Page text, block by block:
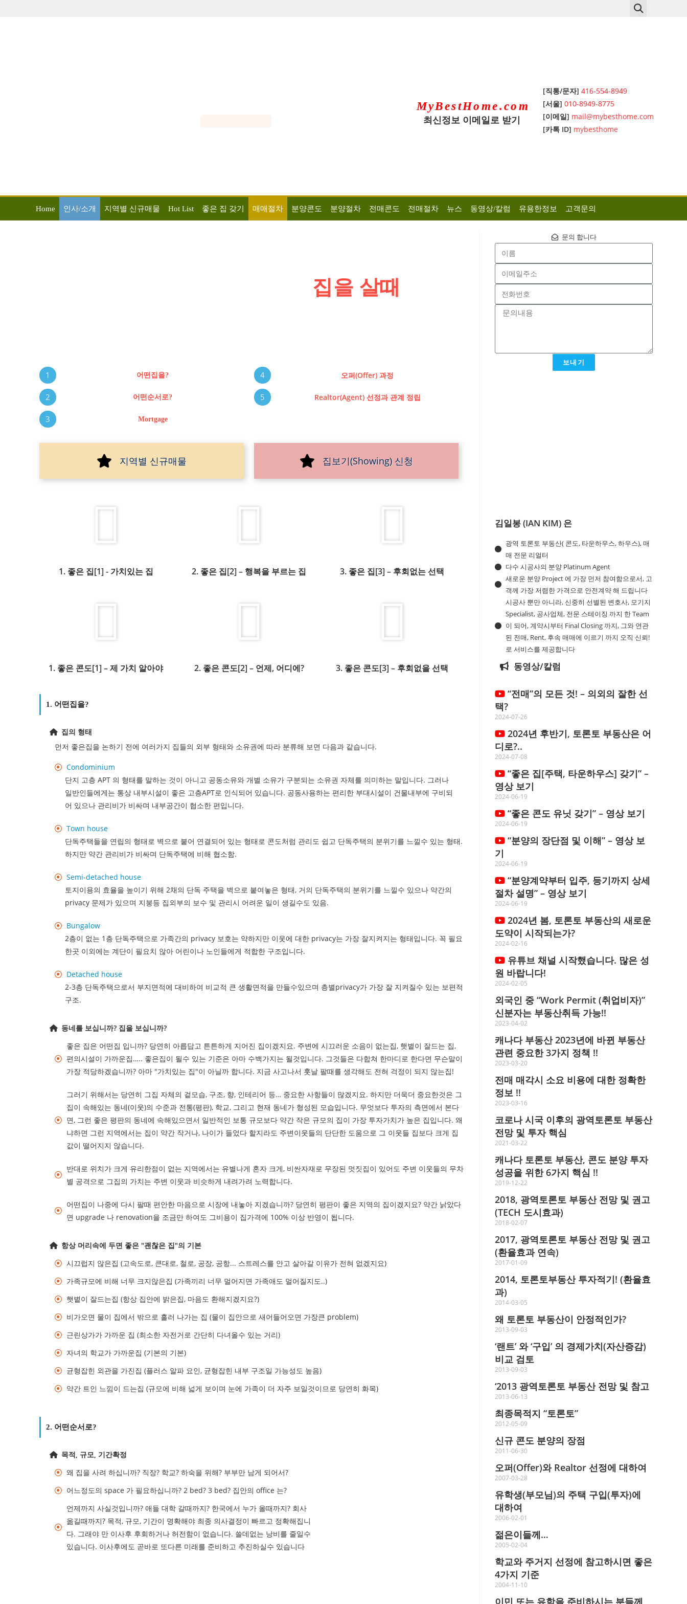
MyBestHome.com
최신정보 이메일로 받기
[직통/문자] 416-554-8949
[서울] 010-8949-8775
[이메일] mail@mybesthome.com
[카톡 ID] mybesthome
Home 인사/소개 지역별 신규매물 Hot List 좋은 집 갖기 매매절차 분양콘도 분양절차 전매콘도 전매절차 뉴스 동영상/칼럼 유용한정보 고객문의
집을 살때
1 어떤집을?
2 어떤순서로?
3 Mortgage
4 오퍼(Offer) 과정
5 Realtor(Agent) 선정과 관계 정립
지역별 신규매물 집보기(Showing) 신청
1. 좋은 집[1] - 가치있는 집 2. 좋은 집[2] – 행복을 부르는 집 3. 좋은 집[3] – 후회없는 선택
1. 좋은 콘도[1] – 제 가치 알아야 2. 좋은 콘도[2] – 언제, 어디에? 3. 좋은 콘도[3] – 후회없을 선택
1. 어떤집을?
집의 형태
먼저 좋은집을 논하기 전에 여러가지 집들의 외부 형태와 소유권에 따라 분류해 보면 다음과 같습니다.
Condominium
단지 고층 APT 의 형태를 말하는 것이 아니고 공동소유와 개별 소유가 구분되는 소유권 자체를 의미하는 말입니다. 그러나
일반인들에게는 통상 내부시설이 좋은 고층APT로 인식되어 있습니다. 공동사용하는 편리한 부대시설이 건물내부에 구비되
어 있으나 관리비가 비싸며 내부공간이 협소한 편입니다.
Town house
단독주택들을 연립의 형태로 벽으로 붙어 연결되어 있는 형태로 콘도처럼 관리도 쉽고 단독주택의 분위기를 느낄수 있는 형태.
하지만 약간 관리비가 비싸며 단독주택에 비해 협소함.
Semi-detached house
토지이용의 효율을 높이기 위해 2채의 단독 주택을 벽으로 붙여놓은 형태, 거의 단독주택의 분위기를 느낄수 있으나 약간의
privacy 문제가 있으며 지붕등 집외부의 보수 및 관리시 어려운 일이 생길수도 있음.
Bungalow
2층이 없는 1층 단독주택으로 가족간의 privacy 보호는 약하지만 이웃에 대한 privacy는 가장 잘지켜지는 형태입니다. 꼭 필요
한곳 이외에는 계단이 필요치 않아 어린이나 노인들에게 적합한 구조입니다.
Detached house
2-3층 단독주택으로서 부지면적에 대비하여 비교적 큰 생활면적을 만들수있으며 층별privacy가 가장 잘 지켜질수 있는 보편적
구조.
동네를 보십니까? 집을 보십니까?
좋은 집은 어떤집 입니까? 당연히 아릅답고 튼튼하게 지어진 집이겠지요. 주변에 시끄러운 소음이 없는집, 햇볕이 잘드는 집,
편의시설이 가까운집….. 좋은집이 될수 있는 기준은 아마 수백가지는 될것입니다. 그것들은 다합쳐 한마디로 한다면 무슨말이
가장 적당하겠습니까? 아마 "가치있는 집"이 아닐까 합니다. 지금 사고나서 훗날 팔때를 생각해도 전혀 걱정이 되지 않는집!
그러기 위해서는 당연히 그집 자체의 겉모습, 구조, 향, 인테리어 등… 중요한 사항들이 많겠지요. 하지만 더욱더 중요한것은 그
집이 속해있는 동네(이웃)의 수준과 전통(평판), 학교, 그리고 현재 동네가 형성된 모습입니다. 무엇보다 투자의 측면에서 본다
면, 그런 좋은 평판의 동네에 속해있으면서 일반적인 보통 규모보다 약간 작은 규모의 집이 가장 투자가치가 높은 집입니다. 왜
냐하면 그런 지역에서는 집이 약간 작거나, 나이가 들었다 할지라도 주변이웃들의 단단한 도움으로 그 이웃들 집보다 크게 집
값이 떨어지지 않습니다.
반대로 위치가 크게 유리한점이 없는 지역에서는 유별나게 혼자 크게, 비싼자재로 무장된 멋짓집이 있어도 주변 이웃들의 무차
별 공격으로 그집의 가치는 주변 이웃과 비슷하게 내려가려 노력합니다.
어떤집이 나중에 다시 팔때 편안한 마음으로 시장에 내놓아 지겠습니까? 당연히 평판이 좋은 지역의 집이겠지요? 약간 낡았다
면 upgrade 나 renovation을 조금만 하여도 그비용이 집가격에 100% 이상 반영이 됩니다.
항상 머리속에 두면 좋은 "괜찮은 집"의 기본
시끄럽지 않은집 (고속도로, 큰대로, 철로, 공장, 공항... 스트레스를 안고 살아갈 이유가 전혀 없겠지요)
가족규모에 비해 너무 크지않은집 (가족끼리 너무 멀어지면 가족애도 멀어질지도..)
햇볕이 잘드는집 (항상 집안에 밝은집, 마음도 환해지겠지요?)
비가오면 물이 집에서 밖으로 흘러 나가는 집 (물이 집안으로 새어들어오면 가장큰 problem)
근린상가가 가까운 집 (최소한 자전거로 간단히 다녀올수 있는 거리)
자녀의 학교가 가까운집 (기본의 기본)
균형잡힌 외관을 가진집 (플러스 알파 요인, 균형잡힌 내부 구조일 가능성도 높음)
약간 트인 느낌이 드는집 (규모에 비해 넓게 보이며 눈에 가족이 더 자주 보일것이므로 당연히 화목)
2. 어떤순서로?
목적, 규모, 기간확정
왜 집을 사려 하십니까? 직장? 학교? 하숙을 위해? 부부만 남게 되어서?
어느정도의 space 가 필요하십니까? 2 bed? 3 bed? 집안의 office 는?
언제까지 사실것입니까? 애들 대학 갈때까지? 한국에서 누가 올때까지? 회사
옮길때까지? 목적, 규모, 기간이 명확해야 최종 의사결정이 빠르고 정확해집니
다. 그래야 만 이사후 후회하거나 허전함이 없습니다. 쓸데없는 낭비를 줄일수
있습니다. 이사후에도 곧바로 또다른 미래를 준비하고 추진하실수 있습니다
문의 합니다
보내기
김일봉 (IAN KIM) 은
광역 토론토 부동산( 콘도, 타운하우스, 하우스), 매
매 전문 리얼터
다수 시공사의 분양 Platinum Agent
새로운 분양 Project 에 가장 먼저 참여함으로서, 고
객께 가장 저렴한 가격으로 안전계약 해 드립니다
시공사 뿐만 아니라, 신중히 선별된 변호사, 모기지
Specialist, 공사업체, 전문 스테이징 까지 한 Team
이 되어, 계약시부터 Final Closing 까지, 그와 연관
된 전매, Rent, 후속 매매에 이르기 까지 오직 신뢰!
로 서비스를 제공합니다
동영상/칼럼
“전매”의 모든 것! – 의외의 잘한 선
택?
2024-07-26
2024년 후반기, 토론토 부동산은 어
디로?..
2024-07-08
“좋은 집[주택, 타운하우스] 갖기” –
영상 보기
2024-06-19
“좋은 콘도 유닛 갖기” – 영상 보기
2024-06-19
“분양의 장단점 및 이해” – 영상 보
기
2024-06-19
“분양계약부터 입주, 등기까지 상세
절차 설명” – 영상 보기
2024-06-19
2024년 봄, 토론토 부동산의 새로운
도약이 시작되는가?
2024-02-16
유튜브 채널 시작했습니다. 많은 성
원 바랍니다!
2024-02-05
외국인 중 “Work Permit (취업비자)”
신분자는 부동산취득 가능!!
2023-04-02
캐나다 부동산 2023년에 바뀐 부동산
관련 중요한 3가지 정책 !!
2023-03-20
전매 매각시 소요 비용에 대한 정확한
정보 !!
2023-03-16
코로나 시국 이후의 광역토론토 부동산
전망 및 투자 핵심
2021-03-22
캐나다 토론토 부동산, 콘도 분양 투자
성공을 위한 6가지 핵심 !!
2019-12-22
2018, 광역토론토 부동산 전망 및 권고
(TECH 도시효과)
2018-02-07
2017, 광역토론토 부동산 전망 및 권고
(환율효과 연속)
2017-01-09
2014, 토론토부동산 투자적기! (환율효
과)
2014-03-05
왜 토론토 부동산이 안정적인가?
2013-09-03
‘랜트’ 와 ‘구입’ 의 경제가치(자산증감)
비교 검토
2013-09-03
‘2013 광역토론토 부동산 전망 및 참고
2013-06-13
최종목적지 “토론토”
2012-05-09
신규 콘도 분양의 장점
2011-06-30
오퍼(Offer)와 Realtor 선정에 대하여
2007-03-28
유학생(부모님)의 주택 구입(투자)에
대하여
2006-02-01
젊은이들께…
2005-02-04
학교와 주거지 선정에 참고하시면 좋은
4가지 기준
2004-11-10
이민 또는 유학을 준비하시는 분들께